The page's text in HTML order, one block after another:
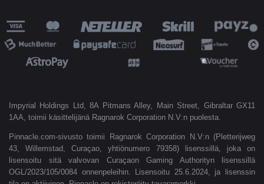
Impyrial Holdings Ltd, 8A Pitmans Alley, Main Street, Gibraltar GX11
1AA, toimii käsittelijänä Ragnarok Corporation N.V:n puolesta.
Pinnacle.com-sivusto toimii Ragnarok Corporation N.V:n (Pletterijweg
43, Willemstad, Curaçao, yhtiönumero 79358) lisenssillä, joka on
lisensoitu sitä valvovan Curaçaon Gaming Authorityn lisenssillä
OGL/2023/105/0084 onnenpeleihin. Lisensoitu 25.6.2024, ja lisenssin